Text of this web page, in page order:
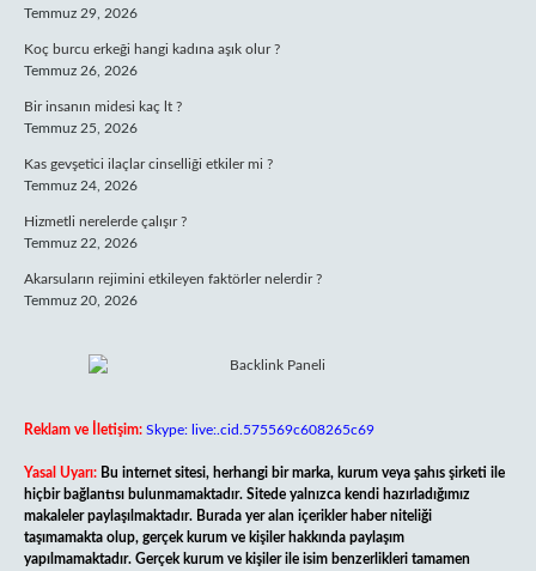
Temmuz 29, 2026
Koç burcu erkeği hangi kadına aşık olur ?
Temmuz 26, 2026
Bir insanın midesi kaç lt ?
Temmuz 25, 2026
Kas gevşetici ilaçlar cinselliği etkiler mi ?
Temmuz 24, 2026
Hizmetli nerelerde çalışır ?
Temmuz 22, 2026
Akarsuların rejimini etkileyen faktörler nelerdir ?
Temmuz 20, 2026
Reklam ve İletişim: Skype: live:.cid.575569c608265c69
Yasal Uyarı: Bu internet sitesi, herhangi bir marka, kurum veya şahıs şirketi ile
hiçbir bağlantısı bulunmamaktadır. Sitede yalnızca kendi hazırladığımız
makaleler paylaşılmaktadır. Burada yer alan içerikler haber niteliği
taşımamakta olup, gerçek kurum ve kişiler hakkında paylaşım
yapılmamaktadır. Gerçek kurum ve kişiler ile isim benzerlikleri tamamen